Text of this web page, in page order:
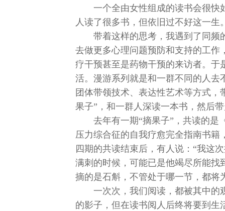
一个全由女性组成的读书会很快
人读了很多书，但依旧过不好这一
带着这样的思考，我遇到了同频
去做更多心理问题预防和支持的工
疗干预甚至是药物干预的来访者。
活。漫游系列就是和一群不同的人
团体带领技术、表达性艺术等方式
果子”，和一群人深读一本书，然后
去年有一期“摘果子”，共读的是
压力综合征的自我疗愈完全指南书
四期的共读结束后，有人说：“我这
满刺的时候，可能已是他竭尽所能找
摘的是石斛，不管处于哪一节，都将
一次次，我们阅读，都被其中的
的影子，但在读书阅人后终将要到生